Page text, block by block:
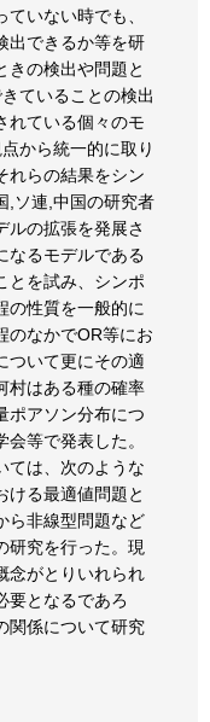
いない時でも、
出できるか等を研
きの検出や問題と
ていることの検出
れている個々のモ
から統一的に取り
れらの結果をシン
,ソ連,中国の研究者
ルの拡張を発展さ
なるモデルである
とを試み、シンポ
の性質を一般的に
のなかでOR等にお
ついて更にその適
村はある種の確率
ポアソン分布につ
等で発表した。
ては、次のような
ける最適値問題と
ら非線型問題など
研究を行った。現
念がとりいれられ
要となるであろ
関係について研究